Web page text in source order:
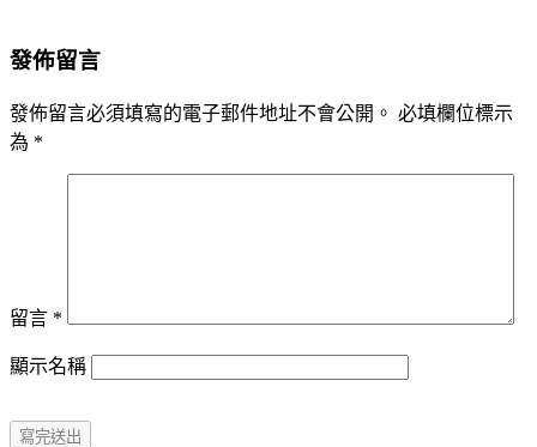
發佈留言
發佈留言必須填寫的電子郵件地址不會公開。 必填欄位標示
為 *
留言 *
顯示名稱